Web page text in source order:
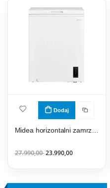
Dodaj
27.990,0023.990,00